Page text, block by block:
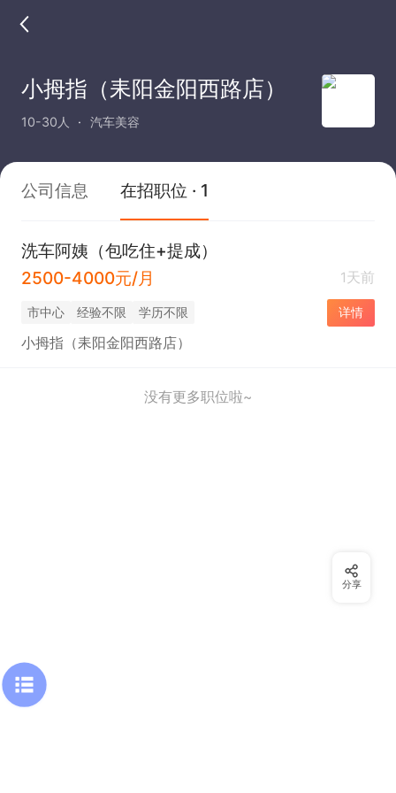
小拇指（耒阳金阳西路店）
10-30人 汽车美容
公司信息 在招职位 · 1
洗车阿姨（包吃住+提成）
2500-4000元/月
1天前
市中心 经验不限 学历不限 详情
小拇指（耒阳金阳西路店）
没有更多职位啦~
分享